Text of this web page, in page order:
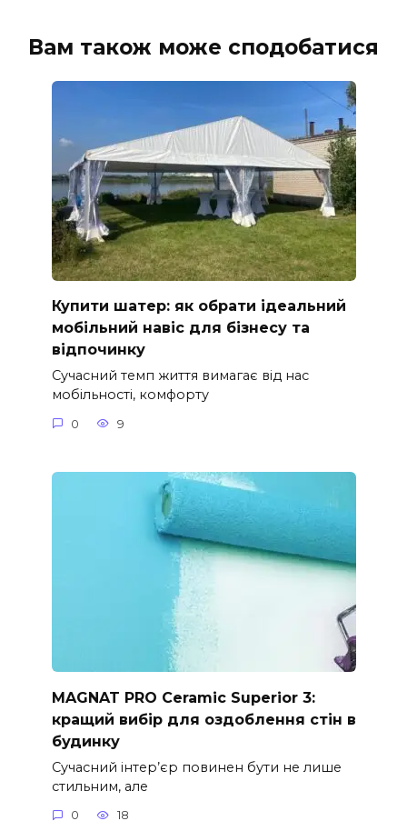
Вам також може сподобатися
Купити шатер: як обрати ідеальний
мобільний навіс для бізнесу та
відпочинку
Сучасний темп життя вимагає від нас
мобільності, комфорту
0 9
MAGNAT PRO Ceramic Superior 3:
кращий вибір для оздоблення стін в
будинку
Сучасний інтер’єр повинен бути не лише
стильним, але
0 18